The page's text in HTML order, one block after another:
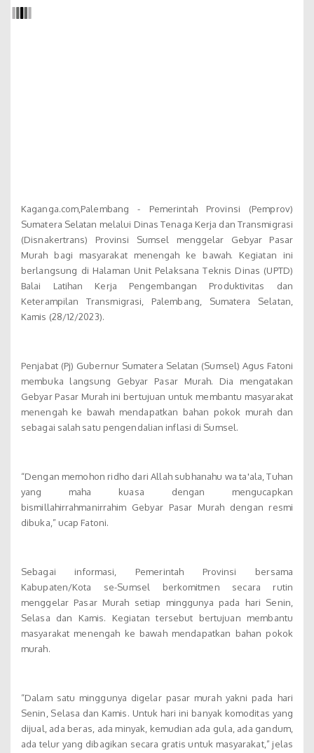
Kaganga.com,Palembang - Pemerintah Provinsi (Pemprov)
Sumatera Selatan melalui Dinas Tenaga Kerja dan Transmigrasi
(Disnakertrans) Provinsi Sumsel menggelar Gebyar Pasar
Murah bagi masyarakat menengah ke bawah. Kegiatan ini
berlangsung di Halaman Unit Pelaksana Teknis Dinas (UPTD)
Balai Latihan Kerja Pengembangan Produktivitas dan
Keterampilan Transmigrasi, Palembang, Sumatera Selatan,
Kamis (28/12/2023).
Penjabat (Pj) Gubernur Sumatera Selatan (Sumsel) Agus Fatoni
membuka langsung Gebyar Pasar Murah. Dia mengatakan
Gebyar Pasar Murah ini bertujuan untuk membantu masyarakat
menengah ke bawah mendapatkan bahan pokok murah dan
sebagai salah satu pengendalian inflasi di Sumsel.
“Dengan memohon ridho dari Allah subhanahu wa ta'ala, Tuhan
yang maha kuasa dengan mengucapkan
bismillahirrahmanirrahim Gebyar Pasar Murah dengan resmi
dibuka,” ucap Fatoni.
Sebagai informasi, Pemerintah Provinsi bersama
Kabupaten/Kota se-Sumsel berkomitmen secara rutin
menggelar Pasar Murah setiap minggunya pada hari Senin,
Selasa dan Kamis. Kegiatan tersebut bertujuan membantu
masyarakat menengah ke bawah mendapatkan bahan pokok
murah.
“Dalam satu minggunya digelar pasar murah yakni pada hari
Senin, Selasa dan Kamis. Untuk hari ini banyak komoditas yang
dijual, ada beras, ada minyak, kemudian ada gula, ada gandum,
ada telur yang dibagikan secara gratis untuk masyarakat,” jelas